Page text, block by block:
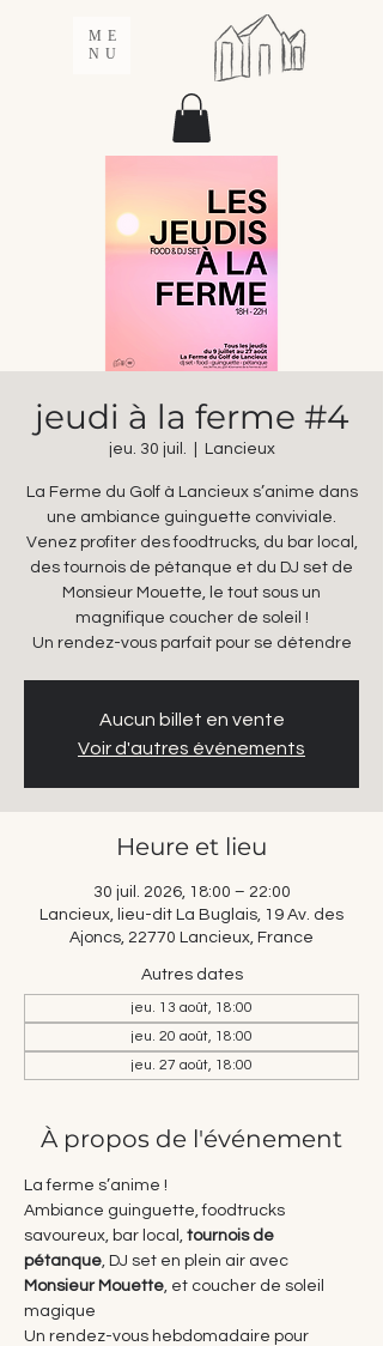
ME
NU
jeudi à la ferme #4
jeu. 30 juil. Lancieux
La Ferme du Golf à Lancieux s’anime dans
une ambiance guinguette conviviale.
Venez profiter des foodtrucks, du bar local,
des tournois de pétanque et du DJ set de
Monsieur Mouette, le tout sous un
magnifique coucher de soleil !
Un rendez-vous parfait pour se détendre
Aucun billet en vente
Voir d'autres événements
Heure et lieu
30 juil. 2026, 18:00 – 22:00
Lancieux, lieu-dit La Buglais, 19 Av. des
Ajoncs, 22770 Lancieux, France
Autres dates
jeu. 13 août, 18:00
jeu. 20 août, 18:00
jeu. 27 août, 18:00
À propos de l'événement
La ferme s’anime !
Ambiance guinguette, foodtrucks
savoureux, bar local, tournois de
pétanque , DJ set en plein air avec
Monsieur Mouette , et coucher de soleil
magique
Un rendez-vous hebdomadaire pour